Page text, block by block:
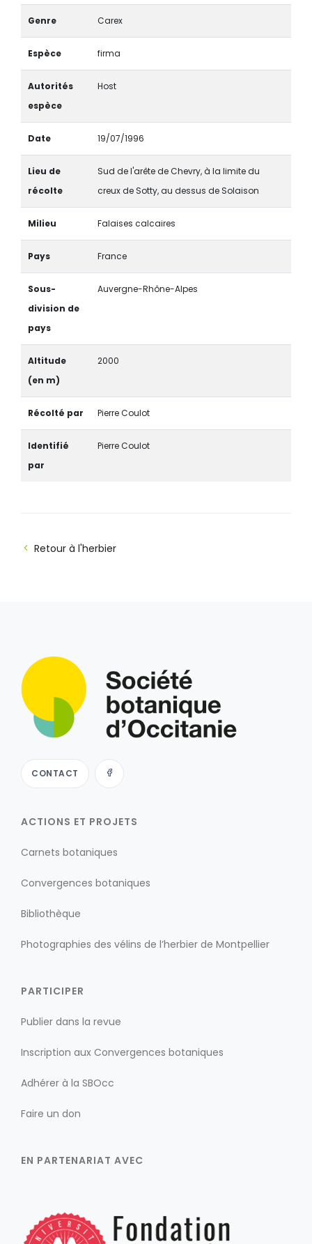
Genre Carex
Espèce firma
Autorités
espèce
Host
Date 19/07/1996
Lieu de
récolte
Sud de l'arête de Chevry, à la limite du
creux de Sotty, au dessus de Solaison
Milieu Falaises calcaires
Pays France
Sous-
division de
pays
Auvergne-Rhône-Alpes
Altitude
(en m)
2000
Récolté par Pierre Coulot
Identifié
par
Pierre Coulot
Retour à l'herbier
CONTACT
ACTIONS ET PROJETS
Carnets botaniques
Convergences botaniques
Bibliothèque
Photographies des vélins de l’herbier de Montpellier
PARTICIPER
Publier dans la revue
Inscription aux Convergences botaniques
Adhérer à la SBOcc
Faire un don
EN PARTENARIAT AVEC